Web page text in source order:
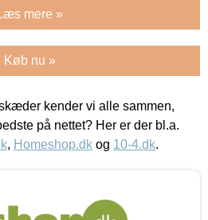
mere »
Køb nu »
kender vi alle sammen,
på nettet? Her er der bl.a.
, Homeshop.dk og 10-4.dk.